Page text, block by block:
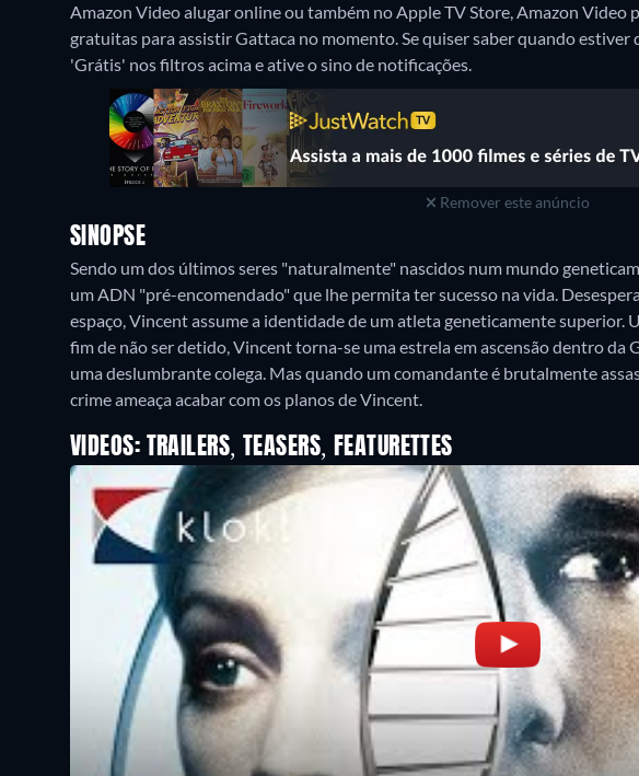
Amazon Video alugar online ou também no Apple TV Store, Amazon Video
gratuitas para assistir Gattaca no momento. Se quiser saber quando
'Grátis' nos filtros acima e ative o sino de notificações.
Remover este anúncio
SINOPSE
Sendo um dos últimos seres "naturalmente" nascidos num mundo
um ADN "pré-encomendado" que lhe permita ter sucesso na vida.
espaço, Vincent assume a identidade de um atleta geneticamente superior.
fim de não ser detido, Vincent torna-se uma estrela em ascensão dentro da
uma deslumbrante colega. Mas quando um comandante é brutalmente
crime ameaça acabar com os planos de Vincent.
VIDEOS: TRAILERS, TEASERS, FEATURETTES